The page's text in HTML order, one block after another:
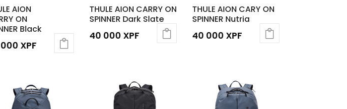
AION
ON
Black
XPF
THULE AION CARRY ON
SPINNER Dark Slate
40 000 XPF
THULE AION CARY ON
SPINNER Nutria
40 000 XPF